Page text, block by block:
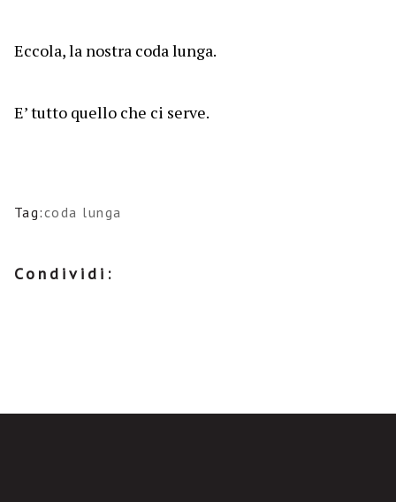
Eccola, la nostra coda lunga.
E’ tutto quello che ci serve.
Tag:coda lunga
Condividi: